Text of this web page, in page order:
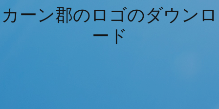
カーン郡のロゴのダウンロ
ード